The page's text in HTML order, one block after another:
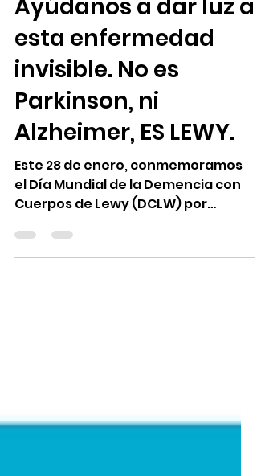
26 ene 2025
Ayúdanos a dar luz a
esta enfermedad
invisible. No es
Parkinson, ni
Alzheimer, ES LEWY.
Este 28 de enero, conmemoramos
el Día Mundial de la Demencia con